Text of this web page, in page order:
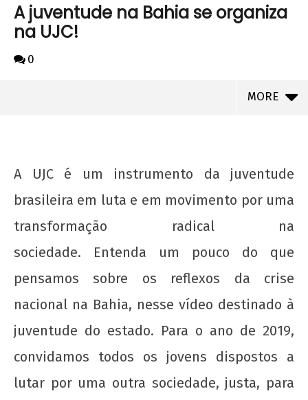
A juventude na Bahia se organiza
na UJC!
0
MORE
NOW VIEWING
A juventude na Bahia se organiza na UJC!
15 de
de 2018
A UJC é um instrumento da juventude
brasileira em luta e em movimento por uma
transformação radical na
sociedade. Entenda um pouco do que
pensamos sobre os reflexos da crise
nacional na Bahia, nesse vídeo destinado à
juventude do estado. Para o ano de 2019,
convidamos todos os jovens dispostos a
lutar por uma outra sociedade, justa, para